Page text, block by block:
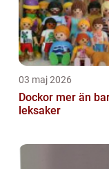
03 maj 2026
Dockor mer än bara
leksaker